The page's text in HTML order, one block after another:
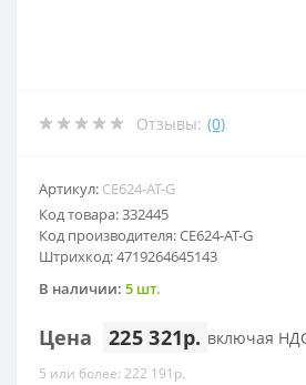
Отзывы: (0)
Артикул: CE624-AT-G
Код товара: 332445
Код производителя: CE624-AT-G
Штрихкод: 4719264645143
В наличии: 5 шт.
Цена 225 321р. включая
5 или более: 222 191р.